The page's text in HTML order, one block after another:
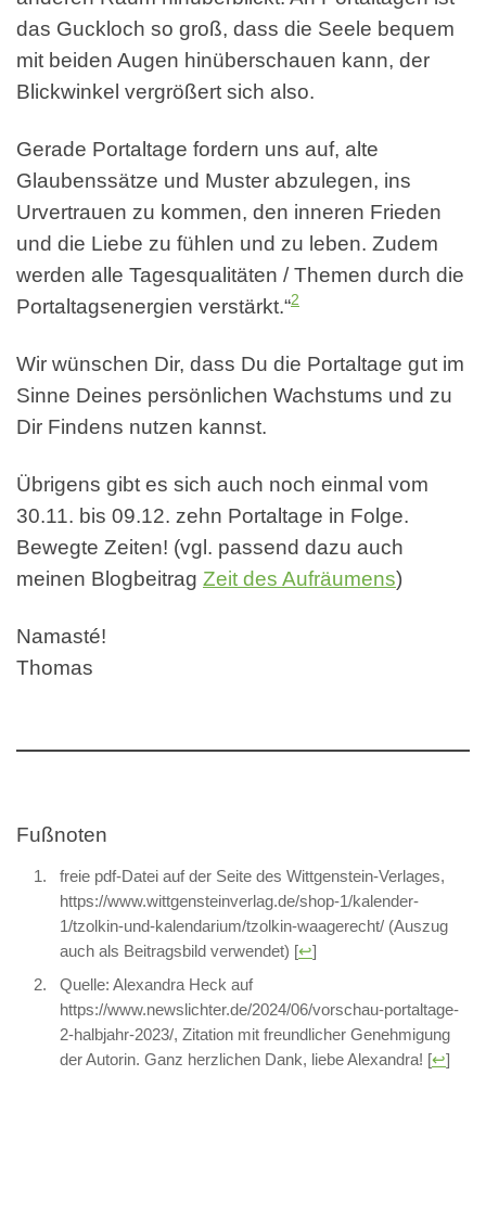
das Guckloch so groß, dass die Seele bequem
mit beiden Augen hinüberschauen kann, der
Blickwinkel vergrößert sich also.
Gerade Portaltage fordern uns auf, alte
Glaubenssätze und Muster abzulegen, ins
Urvertrauen zu kommen, den inneren Frieden
und die Liebe zu fühlen und zu leben. Zudem
werden alle Tagesqualitäten / Themen durch die
Portaltagsenergien verstärkt.“2
Wir wünschen Dir, dass Du die Portaltage gut im
Sinne Deines persönlichen Wachstums und zu
Dir Findens nutzen kannst.
Übrigens gibt es sich auch noch einmal vom
30.11. bis 09.12. zehn Portaltage in Folge.
Bewegte Zeiten! (vgl. passend dazu auch
meinen Blogbeitrag Zeit des Aufräumens)
Namasté!
Thomas
Fußnoten
freie pdf-Datei auf der Seite des Wittgenstein-Verlages,
https://www.wittgensteinverlag.de/shop-1/kalender-
1/tzolkin-und-kalendarium/tzolkin-waagerecht/ (Auszug
auch als Beitragsbild verwendet) [↩]
Quelle: Alexandra Heck auf
https://www.newslichter.de/2024/06/vorschau-portaltage-
2-halbjahr-2023/, Zitation mit freundlicher Genehmigung
der Autorin. Ganz herzlichen Dank, liebe Alexandra! [↩]